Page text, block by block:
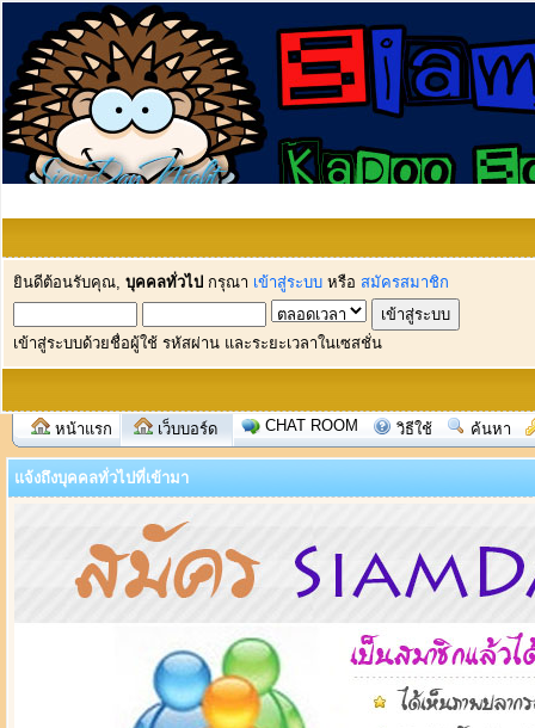
ยินดีต้อนรับคุณ, บุคคลทั่วไป กรุณา เข้าสู่ระบบ หรือ สมัครสมาชิก
เข้าสู่ระบบด้วยชื่อผู้ใช้ รหัสผ่าน และระยะเวลาในเซสชั่น
หน้าแรก เว็บบอร์ด CHAT ROOM วิธีใช้ ค้นหา
แจ้งถึงบุคคลทั่วไปที่เข้ามา